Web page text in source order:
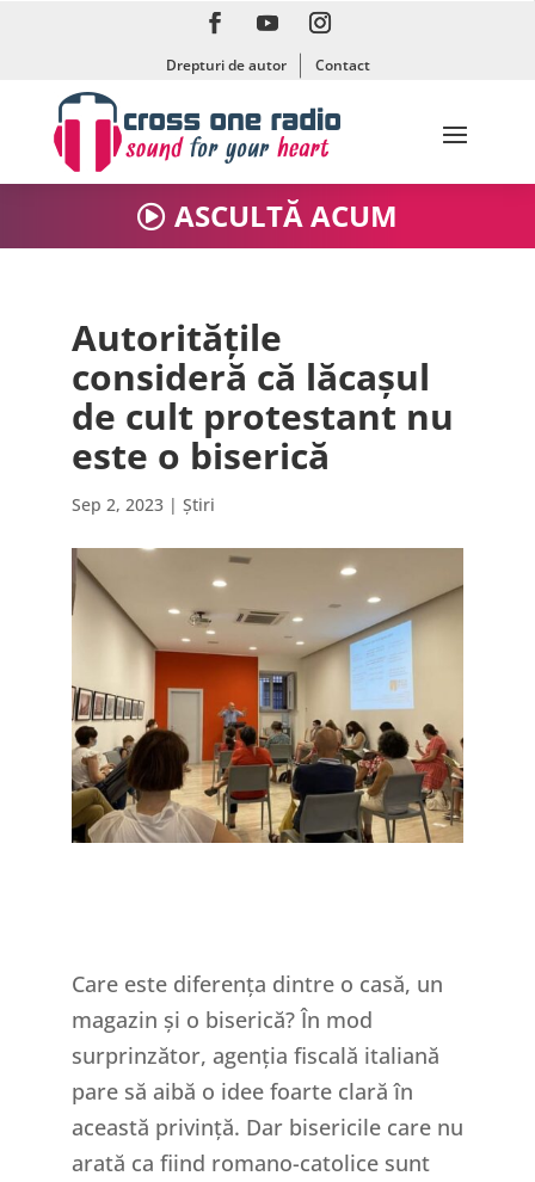
Drepturi de autor Contact
ASCULTĂ ACUM
Autoritățile
consideră că lăcașul
de cult protestant nu
este o biserică
Sep 2, 2023| Știri
Care este diferența dintre o casă, un
magazin și o biserică? În mod
surprinzător, agenția fiscală italiană
pare să aibă o idee foarte clară în
această privință. Dar bisericile care nu
arată ca fiind romano-catolice sunt